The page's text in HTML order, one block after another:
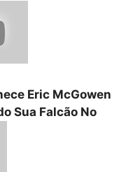
Eric McGowen
Sua Falcão No